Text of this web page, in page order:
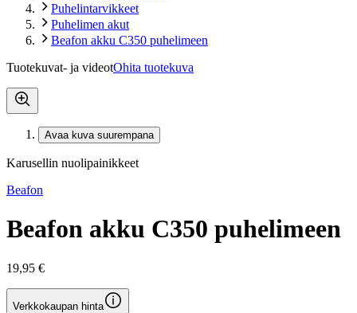
Puhelintarvikkeet
Puhelimen akut
Beafon akku C350 puhelimeen
Tuotekuvat- ja videotOhita tuotekuva
Avaa kuva suurempana
Karusellin nuolipainikkeet
Beafon
Beafon akku C350 puhelimeen
19,95 €
Verkkokaupan hinta